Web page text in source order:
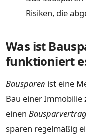
Risiken, die
Was ist
funktioniert
Bausparen ist eine
Bau einer Immobilie
einen Bausparvertrag
sparen regelmäßig